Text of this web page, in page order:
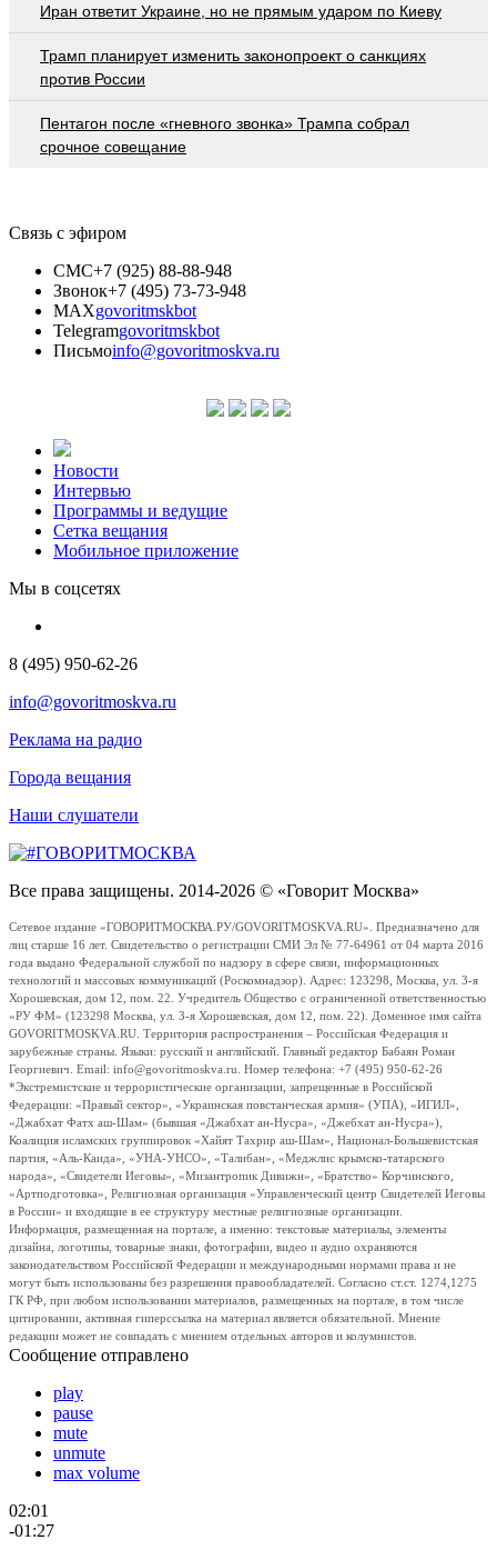
Иран ответит Украине, но не прямым ударом по Киеву
Трамп планирует изменить законопроект о санкциях
против России
Пентагон после «гневного звонка» Трампа собрал
срочное совещание
Связь с эфиром
СМС+7 (925) 88-88-948
Звонок+7 (495) 73-73-948
MAXgovoritmskbot
Telegramgovoritmskbot
Письмоinfo@govoritmoskva.ru
Новости
Интервью
Программы и ведущие
Сетка вещания
Мобильное приложение
Мы в соцсетях
8 (495) 950-62-26
info@govoritmoskva.ru
Реклама на радио
Города вещания
Наши слушатели
Все права защищены. 2014-2026 © «Говорит Москва»
Сетевое издание «ГОВОРИТМОСКВА.РУ/GOVORITMOSKVA.RU». Предназначено для
лиц старше 16 лет. Свидетельство о регистрации СМИ Эл № 77-64961 от 04 марта 2016
года выдано Федеральной службой по надзору в сфере связи, информационных
технологий и массовых коммуникаций (Роскомнадзор). Адрес: 123298, Москва, ул. 3-я
Хорошевская, дом 12, пом. 22. Учредитель Общество с ограниченной ответственностью
«РУ ФМ» (123298 Москва, ул. 3-я Хорошевская, дом 12, пом. 22). Доменное имя сайта
GOVORITMOSKVA.RU. Территория распространения – Российская Федерация и
зарубежные страны. Языки: русский и английский. Главный редактор Бабаян Роман
Георгиевич. Email: info@govoritmoskva.ru. Номер телефона: +7 (495) 950-62-26
*Экстремистские и террористические организации, запрещенные в Российской
Федерации: «Правый сектор», «Украинская повстанческая армия» (УПА), «ИГИЛ»,
«Джабхат Фатх аш-Шам» (бывшая «Джабхат ан-Нусра», «Джебхат ан-Нусра»),
Коалиция исламских группировок «Хайят Тахрир аш-Шам», Национал-Большевистская
партия, «Аль-Каида», «УНА-УНСО», «Талибан», «Меджлис крымско-татарского
народа», «Свидетели Иеговы», «Мизантропик Дивижн», «Братство» Корчинского,
«Артподготовка», Религиозная организация «Управленческий центр Свидетелей Иеговы
в России» и входящие в ее структуру местные религиозные организации.
Информация, размещенная на портале, а именно: текстовые материалы, элементы
дизайна, логотипы, товарные знаки, фотографии, видео и аудио охраняются
законодательством Российской Федерации и международными нормами права и не
могут быть использованы без разрешения правообладателей. Согласно ст.ст. 1274,1275
ГК РФ, при любом использовании материалов, размещенных на портале, в том числе
цитировании, активная гиперссылка на материал является обязательной. Мнение
редакции может не совпадать с мнением отдельных авторов и колумнистов.
Сообщение отправлено
play
pause
mute
unmute
max volume
02:01
-01:27